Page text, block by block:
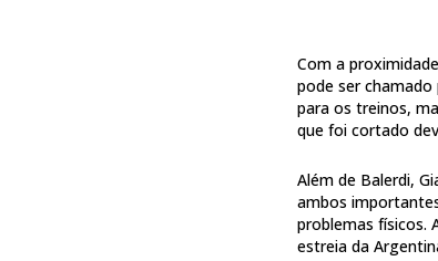
Com a
pode ser
para os treinos,
que foi cortado
Além de Balerdi,
ambos
problemas físicos.
estreia da